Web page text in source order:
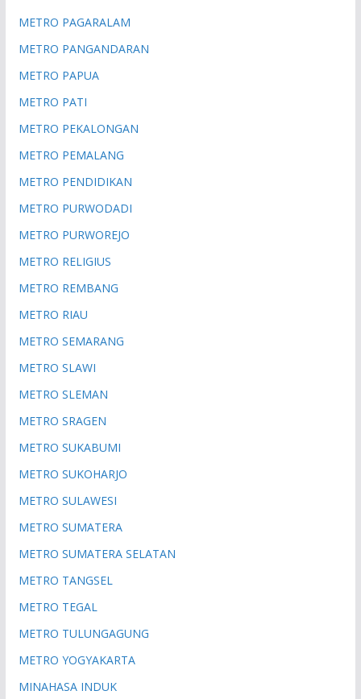
METRO PAGARALAM
METRO PANGANDARAN
METRO PAPUA
METRO PATI
METRO PEKALONGAN
METRO PEMALANG
METRO PENDIDIKAN
METRO PURWODADI
METRO PURWOREJO
METRO RELIGIUS
METRO REMBANG
METRO RIAU
METRO SEMARANG
METRO SLAWI
METRO SLEMAN
METRO SRAGEN
METRO SUKABUMI
METRO SUKOHARJO
METRO SULAWESI
METRO SUMATERA
METRO SUMATERA SELATAN
METRO TANGSEL
METRO TEGAL
METRO TULUNGAGUNG
METRO YOGYAKARTA
MINAHASA INDUK